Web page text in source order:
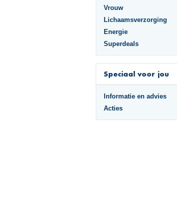
Vrouw
Lichaamsverzorging
Energie
Superdeals
Speciaal voor jou
Informatie en advies
Acties